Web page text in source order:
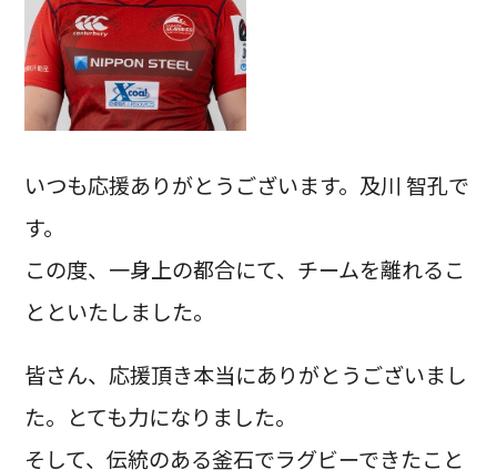
いつも応援ありがとうございます。及川 智孔で
す。
この度、一身上の都合にて、チームを離れるこ
とといたしました。
皆さん、応援頂き本当にありがとうございまし
た。とても力になりました。
そして、伝統のある釜石でラグビーできたこと